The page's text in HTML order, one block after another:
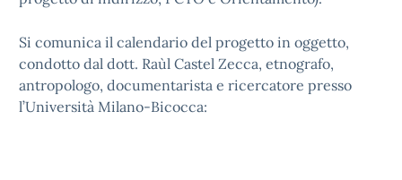
Si comunica il calendario del progetto in oggetto,
condotto dal dott. Raùl Castel Zecca, etnografo,
antropologo, documentarista e ricercatore presso
l’Università Milano-Bicocca: